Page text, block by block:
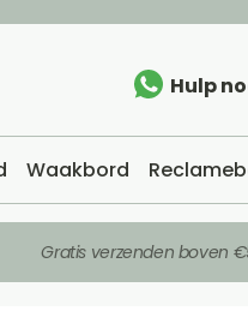
Hulp
Waakbord
Gratis verzenden boven